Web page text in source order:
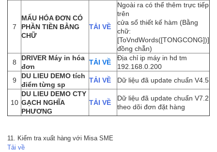
7
MẤU HÓA ĐƠN CÓ
PHẦN TIỀN BẰNG
CHỮ
TẢI VỀ
Ngoài ra có thể thêm trực tiếp
trên
cửa sổ thiết kế hàm (Bằng
chữ:
[ToVndWords([TONGCONG])]
đồng chẵn)
8
DRIVER Máy in hóa
đơn
TẢI VỀ
Địa chỉ ip máy in hd tm
192.168.0.200
9
DU LIEU DEMO tích
điểm từng sp
TẢI VỀ Dữ liệu đã update chuẩn V4.5
10
DU LIEU DEMO CTY
GẠCH NGHĨA
PHƯƠNG
TẢI VỀ
Dữ liệu đã update chuẩn V7.2
theo dõi đơn đặt hàng
11. Kiểm tra xuất hàng với Misa SME
Tải về